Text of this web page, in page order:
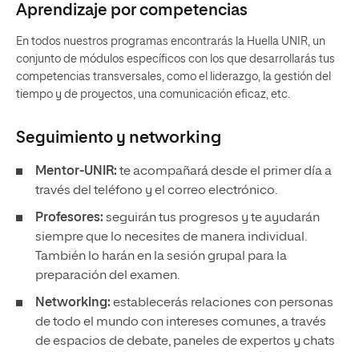
Aprendizaje por competencias
En todos nuestros programas encontrarás la Huella UNIR, un
conjunto de módulos específicos con los que desarrollarás tus
competencias transversales, como el liderazgo, la gestión del
tiempo y de proyectos, una comunicación eficaz, etc.
Seguimiento y networking
Mentor-UNIR: te acompañará desde el primer día a
través del teléfono y el correo electrónico.
Profesores: seguirán tus progresos y te ayudarán
siempre que lo necesites de manera individual.
También lo harán en la sesión grupal para la
preparación del examen.
Networking: establecerás relaciones con personas
de todo el mundo con intereses comunes, a través
de espacios de debate, paneles de expertos y chats